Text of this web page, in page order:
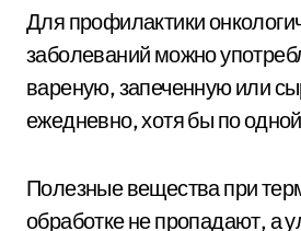
Для профилактики
заболеваний можно
вареную, запеченную или
ежедневно, хотя бы по
Полезные вещества при
обработке не пропадают, а